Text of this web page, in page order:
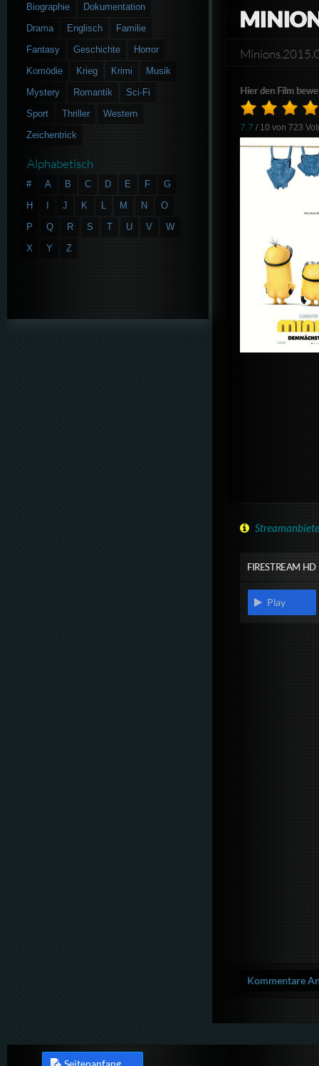
Hier den Film
7.7 / 10 von723
FIRESTREAM HD
Play
Kommentare
Biographie
Dokumentation
Drama
Englisch
Familie
Fantasy
Geschichte
Horror
Komödie
Krieg Krimi
Musik
Mystery
Romantik
Sci-Fi
Sport
Thriller
Western
Zeichentrick
Alphabetisch
# A B C D E F
G
H
J K L M N
O
P
Q R S T U V
W
X
Y Z
Seitenanfang